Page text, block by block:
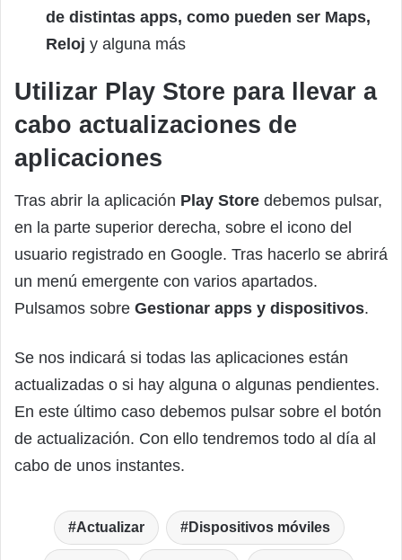
de distintas apps, como pueden ser Maps,
Reloj y alguna más
Utilizar Play Store para llevar a
cabo actualizaciones de
aplicaciones
Tras abrir la aplicación Play Store debemos pulsar,
en la parte superior derecha, sobre el icono del
usuario registrado en Google. Tras hacerlo se abrirá
un menú emergente con varios apartados.
Pulsamos sobre Gestionar apps y dispositivos.
Se nos indicará si todas las aplicaciones están
actualizadas o si hay alguna o algunas pendientes.
En este último caso debemos pulsar sobre el botón
de actualización. Con ello tendremos todo al día al
cabo de unos instantes.
Actualizar Dispositivos móviles